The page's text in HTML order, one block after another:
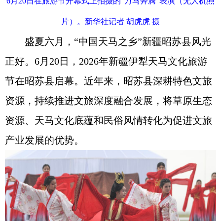
片）。新华社记者 胡虎虎 摄
盛夏六月，“中国天马之乡”新疆昭苏县风光
正好。6月20日，2026年新疆伊犁天马文化旅游
节在昭苏县启幕。近年来，昭苏县深耕特色文旅
资源，持续推进文旅深度融合发展，将草原生态
资源、天马文化底蕴和民俗风情转化为促进文旅
产业发展的优势。